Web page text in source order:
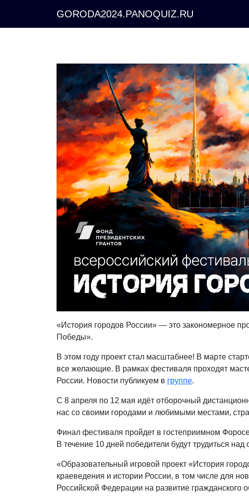
GORODA2024.PANOQUIZ.RU
«История городов России» — это закономерное
Победы».
В этом году проект стал масштабнее! В марте
все желающие. В рамках фестиваля проходят
России. Новости публикуем в группе.
С 8 апреля по 12 мая идёт отборочный
нас со своими городами и любимыми местами,
Финал фестиваля пройдет в гостеприимном
В течение 10 дней победители будут трудиться
«Образовательный игровой проект «История
краеведения и истории России, в том числе для
Российской Федерации на развитие